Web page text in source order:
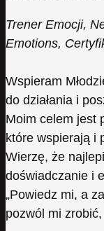
Trener Emocji,
Emotions,
Wspieram
do działania i
Moim celem jest
które wspierają i
Wierzę, że
doświadczanie i
„Powiedz mi, a
pozwól mi